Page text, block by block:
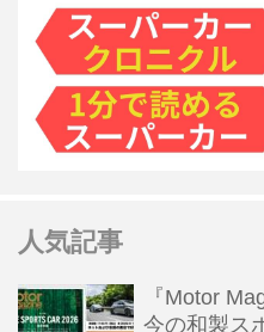
人気記事
『Motor
今の和製ス